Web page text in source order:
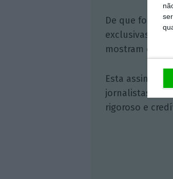
De que forma?
exclusivas, à
mostram o
Esta assinatura
jornalistas. A
rigoroso e